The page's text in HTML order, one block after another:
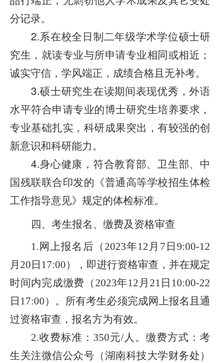
分记录。
2.系在校全日制二年级学术学位硕士研
究生，就读专业与所申请专业相同或相近；
诚实守信，学风端正，成绩合格且无补考。
3.硕士研究生在读期间表现优秀，外语
水平符合申请专业的博士研究生培养要求，
专业基础扎实，科研成果突出，有较强的创
新意识和科研能力。
4.身心健康，符合教育部、卫生部、中
国残联联合印发的《普通高等学校招生体检
工作指导意见》规定的体检标准。
四、考生报名、缴费及资格审查
1.网上报名后 （ 2023年12 月 7 日9:00-12
月 20日 17:00）
，即进行资格审查，并在规定
时间内完成缴费 （ 2023年12 月 21日 10:00-22
日 17:00） 。所有考生必须完成网上报名且通
过资格审查，报名方为有效。
2.收费标准： 350元/人。缴费方式：考
生关注微信公众号（湖南科技大学财务处）